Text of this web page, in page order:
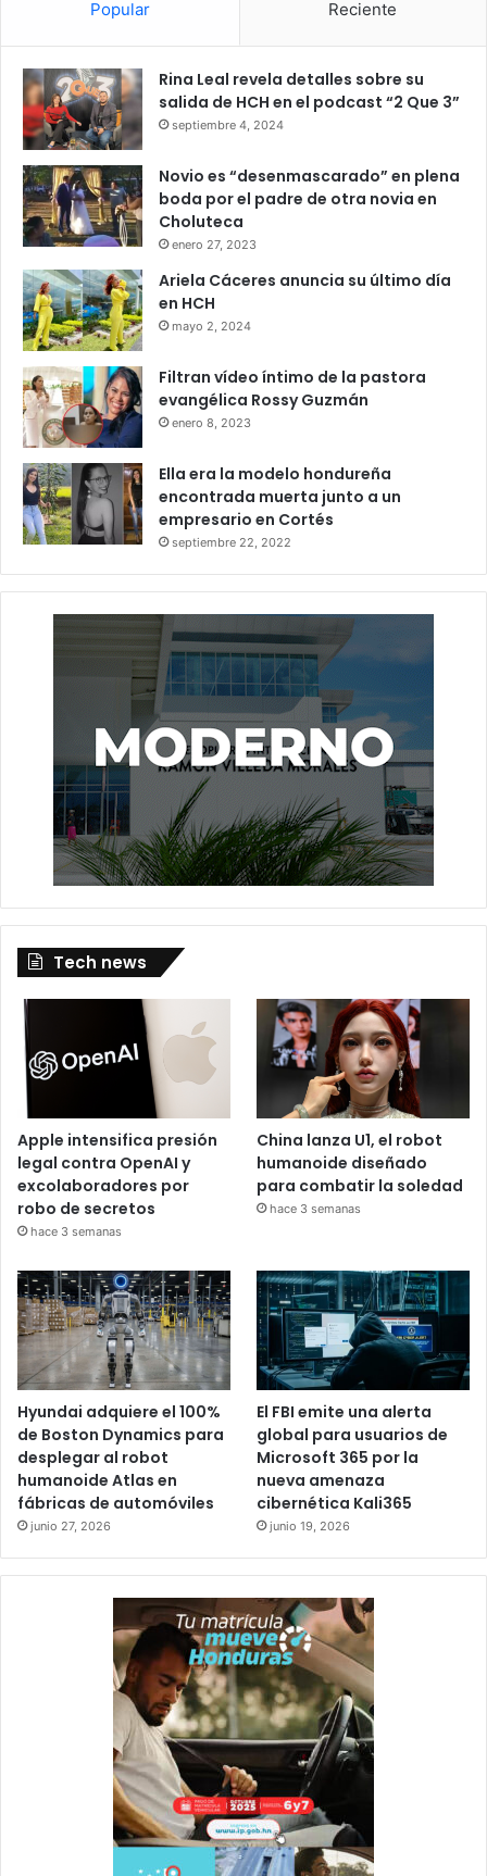
“No solamente atiende pacientes de Colón, sino también
pacientes del lado de Olancho, Gracias a Dios, parte de
Yoro y parte de Atlántida”, indicó.
La congresista detalló que Cricol brinda cerca de 6.000
atenciones mensuales debido a la demanda de terapias y
tratamientos especializados.
centro de rehabilitación
Cristóbal Colón
Popular Reciente
Rina Leal revela detalles sobre su
salida de HCH en el podcast “2 Que 3”
septiembre 4, 2024
Novio es “desenmascarado” en plena
boda por el padre de otra novia en
Choluteca
enero 27, 2023
Ariela Cáceres anuncia su último día
en HCH
mayo 2, 2024
Filtran vídeo íntimo de la pastora
evangélica Rossy Guzmán
enero 8, 2023
Ella era la modelo hondureña
encontrada muerta junto a un
empresario en Cortés
septiembre 22, 2022
Tech news
Apple intensifica presión
legal contra OpenAI y
excolaboradores por
robo de secretos
hace 3 semanas
China lanza U1, el robot
humanoide diseñado
para combatir la soledad
hace 3 semanas
Hyundai adquiere el 100%
de Boston Dynamics para
desplegar al robot
humanoide Atlas en
fábricas de automóviles
junio 27, 2026
El FBI emite una alerta
global para usuarios de
Microsoft 365 por la
nueva amenaza
cibernética Kali365
junio 19, 2026